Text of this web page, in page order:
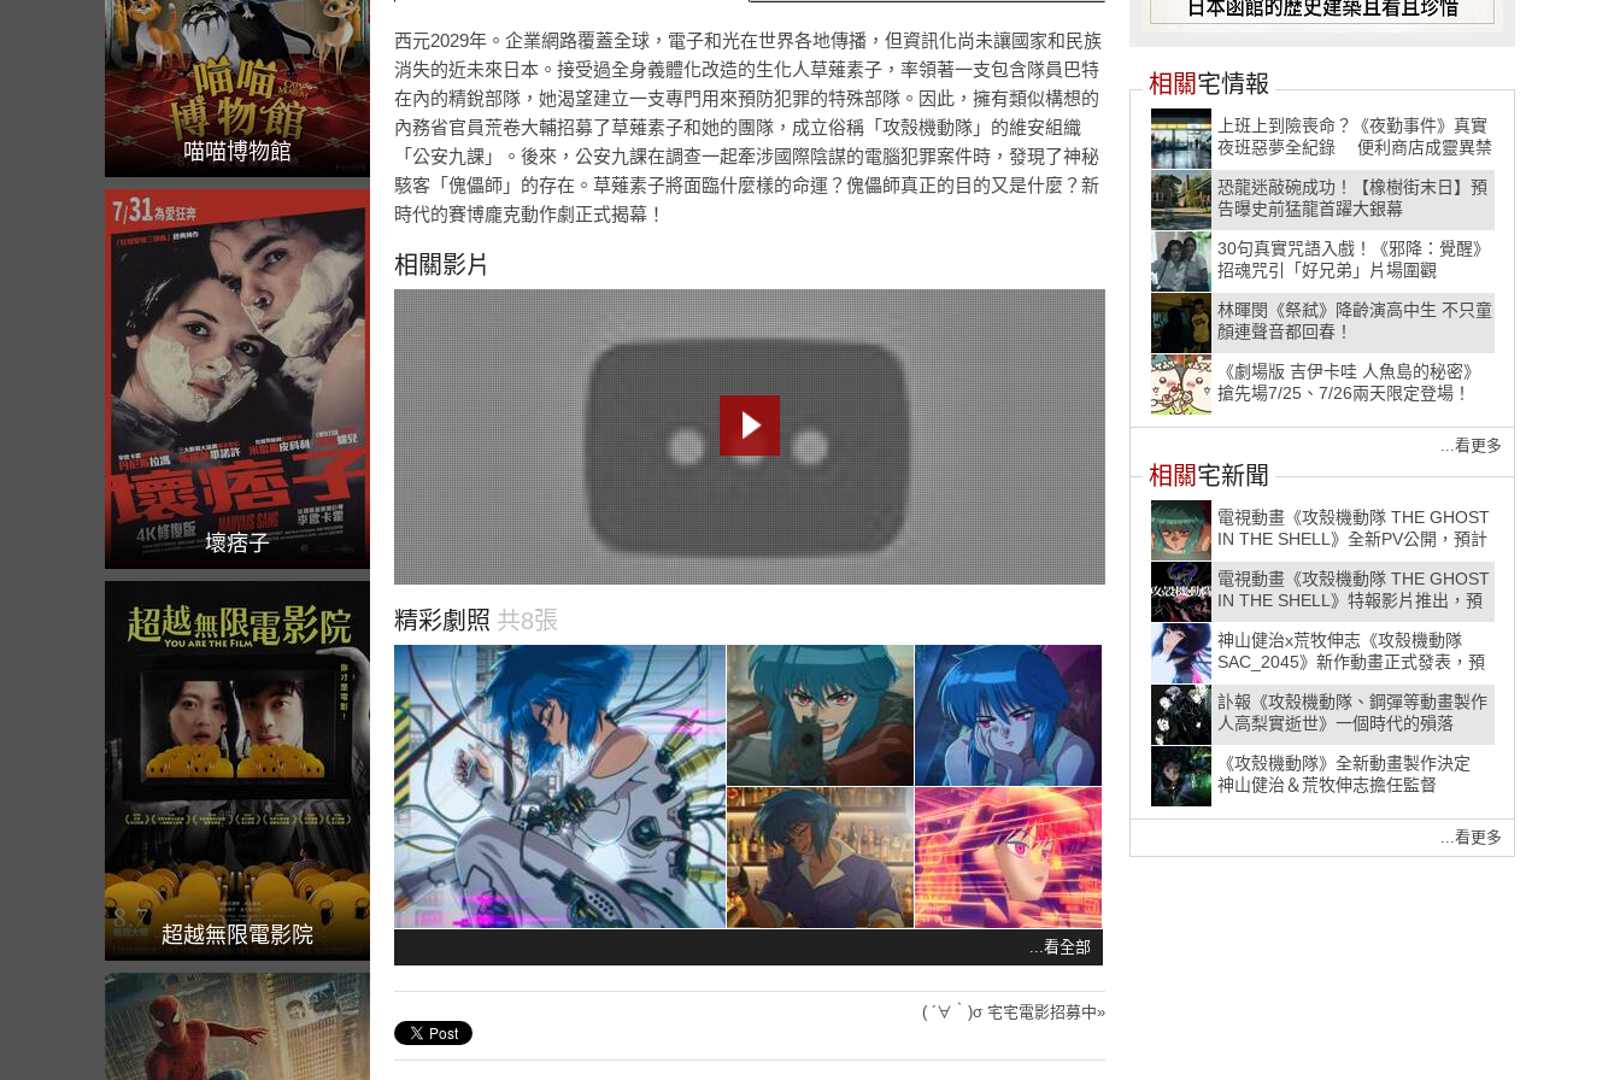
喵喵博物館
壞痞子
超越無限電影院
西元2029年。企業網路覆蓋全球，電子和光在世界各地傳播，但資訊化尚未讓國家和民族
消失的近未來日本。接受過全身義體化改造的生化人草薙素子，率領著一支包含隊員巴特
在內的精銳部隊，她渴望建立一支專門用來預防犯罪的特殊部隊。因此，擁有類似構想的
內務省官員荒卷大輔招募了草薙素子和她的團隊，成立俗稱「攻殼機動隊」的維安組織
「公安九課」。後來，公安九課在調查一起牽涉國際陰謀的電腦犯罪案件時，發現了神秘
駭客「傀儡師」的存在。草薙素子將面臨什麼樣的命運？傀儡師真正的目的又是什麼？新
時代的賽博龐克動作劇正式揭幕！
相關影片
精彩劇照 共8張
...看全部
( ´∀｀)σ 宅宅電影招募中»
相關宅情報
上班上到險喪命？《夜勤事件》真實
夜班惡夢全紀錄 便利商店成靈異禁
地 店員慘遭「謎樣包裹」詛咒
恐龍迷敲碗成功！【橡樹街末日】預
告曝史前猛龍首躍大銀幕
30句真實咒語入戲！《邪降：覺醒》
招魂咒引「好兄弟」片場圍觀
林暉閔《祭弒》降齡演高中生 不只童
顏連聲音都回春！
《劇場版 吉伊卡哇 人魚島的秘密》
搶先場7/25、7/26兩天限定登場！
...看更多
相關宅新聞
電視動畫《攻殼機動隊 THE GHOST
IN THE SHELL》全新PV公開，預計
2026年7月開播
電視動畫《攻殼機動隊 THE GHOST
IN THE SHELL》特報影片推出，預
計2026年放送
神山健治x荒牧伸志《攻殼機動隊
SAC_2045》新作動畫正式發表，預
定2020年全球播映✰
訃報《攻殼機動隊、鋼彈等動畫製作
人高梨實逝世》一個時代的殞落
《攻殼機動隊》全新動畫製作決定
神山健治＆荒牧伸志擔任監督
...看更多